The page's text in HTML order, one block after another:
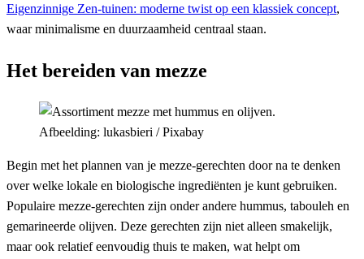
Eigenzinnige Zen-tuinen: moderne twist op een klassiek concept,
waar minimalisme en duurzaamheid centraal staan.
Het bereiden van mezze
Afbeelding: lukasbieri / Pixabay
Begin met het plannen van je mezze-gerechten door na te denken
over welke lokale en biologische ingrediënten je kunt gebruiken.
Populaire mezze-gerechten zijn onder andere hummus, tabouleh en
gemarineerde olijven. Deze gerechten zijn niet alleen smakelijk,
maar ook relatief eenvoudig thuis te maken, wat helpt om